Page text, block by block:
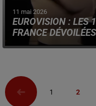
11 mai 2026
EUROVISION : LES
FRANCE
La finale du concours
1 2